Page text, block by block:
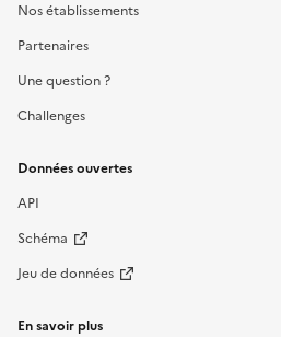
Nos établissements
Partenaires
Une question ?
Challenges
Données ouvertes
API
Schéma
Jeu de données
En savoir plus